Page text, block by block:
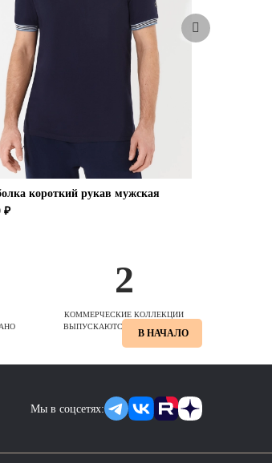
короткий рукав мужская
₽
2
КОММЕРЧЕСКИЕ КОЛЛЕКЦИИ
ВЫПУСКАЮТСЯ ЕЖЕСЕЗОННО
В НАЧАЛО
Мы в соцсетях: